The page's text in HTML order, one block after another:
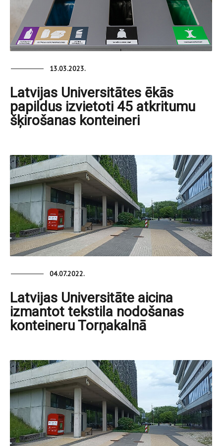
13.03.2023.
Latvijas Universitātes ēkās
papildus izvietoti 45 atkritumu
šķirošanas konteineri
04.07.2022.
Latvijas Universitāte aicina
izmantot tekstila nodošanas
konteineru Torņakalnā